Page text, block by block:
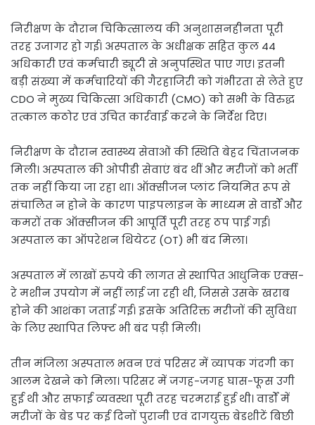
निरीक्षण के दौरान चिकित्सालय की अनुशासनहीनता पूरी
तरह उजागर हो गई। अस्पताल के अधीक्षक सहित कुल 44
अधिकारी एवं कर्मचारी ड्यूटी से अनुपस्थित पाए गए। इतनी
बड़ी संख्या में कर्मचारियों की गैरहाजिरी को गंभीरता से लेते हुए
CDO ने मुख्य चिकित्सा अधिकारी (CMO) को सभी के विरुद्ध
तत्काल कठोर एवं उचित कार्रवाई करने के निर्देश दिए।
निरीक्षण के दौरान स्वास्थ्य सेवाओं की स्थिति बेहद चिंताजनक
मिली। अस्पताल की ओपीडी सेवाएं बंद थीं और मरीजों को भर्ती
तक नहीं किया जा रहा था। ऑक्सीजन प्लांट नियमित रूप से
संचालित न होने के कारण पाइपलाइन के माध्यम से वार्डों और
कमरों तक ऑक्सीजन की आपूर्ति पूरी तरह ठप पाई गई।
अस्पताल का ऑपरेशन थियेटर (OT) भी बंद मिला।
अस्पताल में लाखों रुपये की लागत से स्थापित आधुनिक एक्स-
रे मशीन उपयोग में नहीं लाई जा रही थी, जिससे उसके खराब
होने की आशंका जताई गई। इसके अतिरिक्त मरीजों की सुविधा
के लिए स्थापित लिफ्ट भी बंद पड़ी मिली।
तीन मंजिला अस्पताल भवन एवं परिसर में व्यापक गंदगी का
आलम देखने को मिला। परिसर में जगह-जगह घास-फूस उगी
हुई थी और सफाई व्यवस्था पूरी तरह चरमराई हुई थी। वार्डों में
मरीजों के बेड पर कई दिनों पुरानी एवं दागयुक्त बेडशीटें बिछी